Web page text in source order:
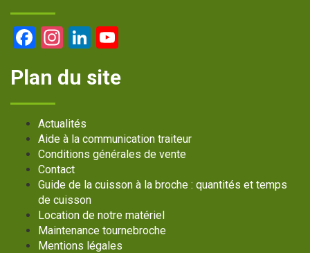
Facebook
Instagram
LinkedIn
Plan du site
Actualités
Aide à la communication traiteur
Conditions générales de vente
Contact
Guide de la cuisson à la broche : quantités et temps
de cuisson
Location de notre matériel
Maintenance tournebroche
Mentions légales